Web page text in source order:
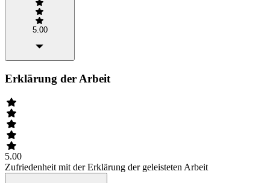
5.00
Erklärung der Arbeit
5.00
Zufriedenheit mit der Erklärung der geleisteten Arbeit